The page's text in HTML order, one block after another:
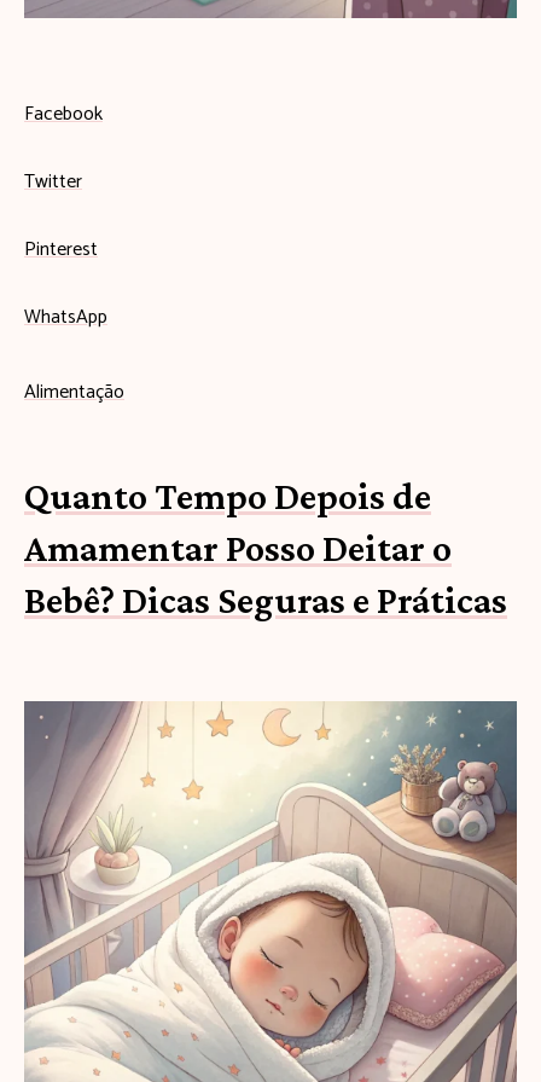
Facebook
Twitter
Pinterest
WhatsApp
Alimentação
Quanto Tempo Depois de
Amamentar Posso Deitar o
Bebê? Dicas Seguras e Práticas